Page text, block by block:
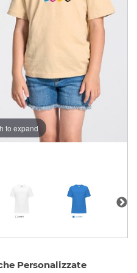
to expand
Personalizzate